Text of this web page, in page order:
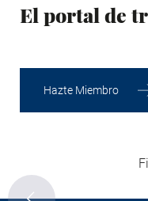
El portal de
Hazte Miembro